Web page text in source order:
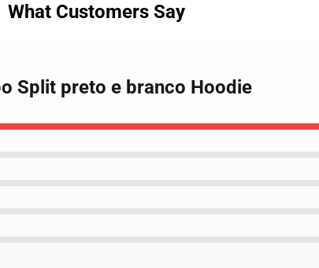
What Customers Say
Split preto e branco Hoodie